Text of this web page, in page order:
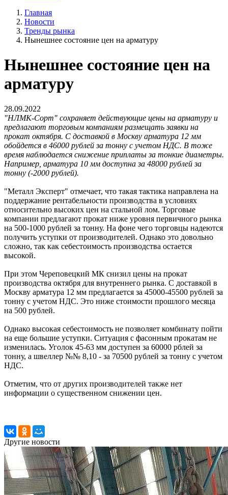
Главная
Новости
Тренды рынка
Нынешнее состояние цен на арматуру
Нынешнее состояние цен на
арматуру
28.09.2022
"НЛМК-Сорт" сохраняет действующие цены на арматуру и
предлагают торговым компаниям размещать заявки на
прокат октября. С доставкой в Москву арматура 12 мм
обойдется в 46000 рублей за тонну с учетом НДС. В тоже
время наблюдается снижение приплаты за тонкие диаметры.
Например, арматура 10 мм доступна за 48000 рублей за
тонну (-2000 рублей).
"Металл Эксперт" отмечает, что такая тактика направлена на
поддержание рентабельности производства в условиях
относительно высоких цен на стальной лом. Торговые
компании предлагают прокат ниже уровня первичного рынка
на 500-1000 рублей за тонну. На фоне чего торговцы надеются
получить уступки от производителей. Однако это довольно
сложно, так как себестоимость производства остается
высокой.
При этом Череповецкий МК снизил цены на прокат
производства октября для внутреннего рынка. С доставкой в
Москву арматура 12 мм предлагается за 45000-45500 рублей за
тонну с учетом НДС. Это ниже стоимости прошлого месяца
на 500 рублей.
Однако высокая себестоимость не позволяет комбинату пойти
на еще большие уступки. Ситуация с фасонным прокатам не
изменилась. Уголок 45-63 мм доступен за 60000 рблей за
тонну, а швеллер №№ 8,10 - за 70500 рублей за тонну с учетом
НДС.
Отметим, что от других производителей также нет
информации о существенном снижении цен.
Другие новости